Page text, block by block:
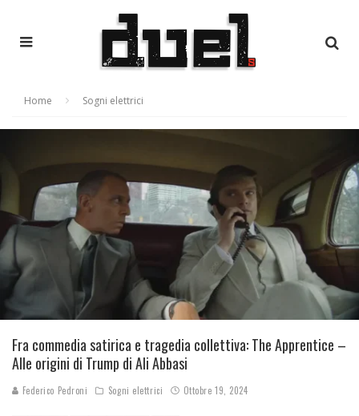
Home Sogni elettrici
Fra commedia satirica e tragedia collettiva: The Apprentice –
Alle origini di Trump di Ali Abbasi
Federico Pedroni Sogni elettrici Ottobre 19, 2024